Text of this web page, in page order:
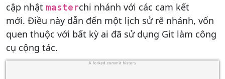
cập nhật masterchi nhánh với các cam kết
mới. Điều này dẫn đến một lịch sử rẽ nhánh, vốn
quen thuộc với bất kỳ ai đã sử dụng Git làm công
cụ cộng tác.